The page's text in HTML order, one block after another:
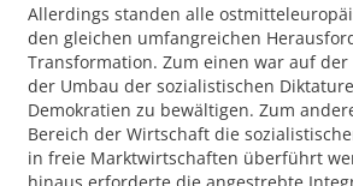
Allerdings standen alle
den gleichen umfangreichen
Transformation. Zum einen war auf
der Umbau der sozialistischen
Demokratien zu bewältigen. Zum
Bereich der Wirtschaft die
in freie Marktwirtschaften überführt
hinaus erforderte die angestrebte